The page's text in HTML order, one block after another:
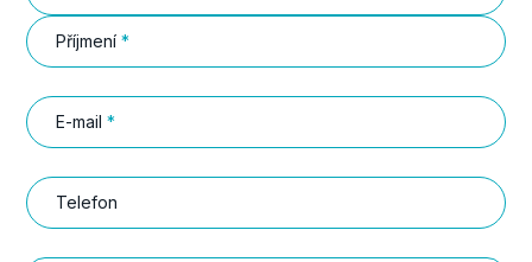
Příjmení*
E-mail*
Telefon